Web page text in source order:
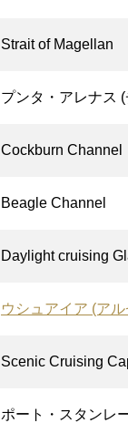
Strait of Magellan
プンタ・アレナス
Cockburn Channel
Beagle Channel
Daylight cruising
ウシュアイア (ア
Scenic Cruising
ポート・スタンレ